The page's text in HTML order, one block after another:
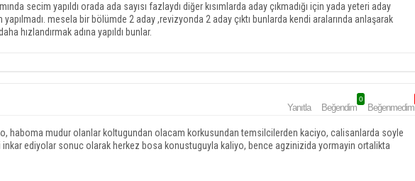
secim yapıldı orada ada sayısı fazlaydı diğer kısımlarda aday çıkmadığı için yada yeteri aday
yapılmadı. mesela bir bölümde 2 aday ,revizyonda 2 aday çıktı bunlarda kendi aralarında anlaşarak
hızlandırmak adına yapıldı bunlar.
Yanıtla Beğendim
0
Beğenmedim
haboma mudur olanlar koltugundan olacam korkusundan temsilcilerden kaciyo, calisanlarda soyle
ediyolar sonuc olarak herkez bosa konustuguyla kaliyo, bence agzinizida yormayin ortalikta